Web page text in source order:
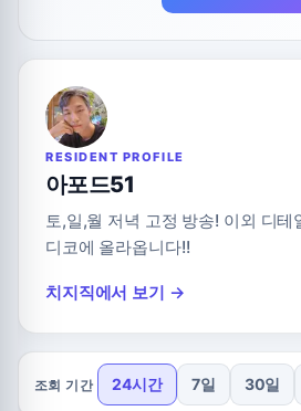
RESIDENT PROFILE
아포드51
토,일,월 저녁 고정 방송! 이외 디테
디코에 올라옵니다!!
치지직에서 보기 →
조회 기간 24시간 7일 30일